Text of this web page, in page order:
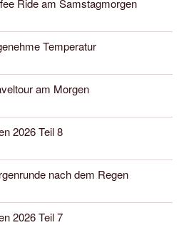
Ride am Samstagmorgen
Temperatur
am Morgen
2026 Teil 8
nach dem Regen
2026 Teil 7